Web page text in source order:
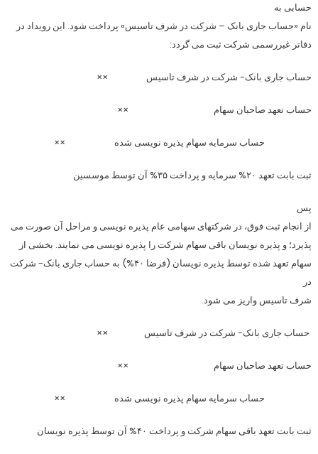
حسابی به
نام «حساب جاری بانک – شرکت در شرف تاسیس» پرداخت شود. این رویداد در
دفاتر غیررسمی شرکت ثبت می گردد:
حساب جاری بانک- شرکت در شرف تاسیس ××
حساب تعهد صاحبان سهام ××
حساب سرمایه سهام پذیره نویسی شده ××
ثبت بابت تعهد ۲۰% سرمایه و پرداخت ۳۵% آن توسط موسسین
پس
از انجام ثبت فوق، در شرکتهای سهامی عام پذیره نویسی و مراحل آن صورت می
پذیرد؛ و پذیره نویسان باقی سهام شرکت را پذیره نویسی می نمایند. بخشی از
سهام تعهد شده توسط پذیره نویسان (فرضا ۴۰%‌) به حساب جاری بانک- شرکت
در
شرف تاسیس واریز می شود.
حساب جاری بانک- شرکت در شرف تاسیس ××
حساب تعهد صاحبان سهام ××
حساب سرمایه سهام پذیره نویسی شده ××
ثبت بابت تعهد باقی سهام شرکت و پرداخت ۴۰% آن توسط پذیره نویسان